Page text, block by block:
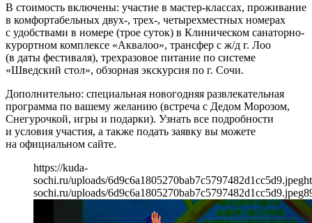
В стоимость включены: участие в мастер-классах, проживание
в комфортабельных двух-, трех-, четырехместных номерах
с удобствами в номере (трое суток) в Клиническом санаторно-
курортном комплексе «Аквалоо», трансфер с ж/д г. Лоо
(в даты фестиваля), трехразовое питание по системе
«Шведский стол», обзорная экскурсия по г. Сочи.
Дополнительно: специальная новогодняя развлекательная
программа по вашему желанию (встреча с Дедом Морозом,
Снегурочкой, игры и подарки). Узнать все подробности
и условия участия, а также подать заявку вы можете
на официальном сайте.
https://kuda-
sochi.ru/uploads/6d9c6a1805270bab7c5797482d1cc5d9.jpeg
sochi.ru/uploads/6d9c6a1805270bab7c5797482d1cc5d9.jpeg